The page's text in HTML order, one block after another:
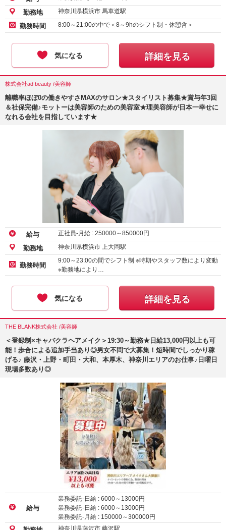
勤務地 神奈川県横浜市 馬車道駅
勤務時間 8:00～21:00の中で＜8～9hのシフト制・休憩含＞
気になる 詳細を見る
株式会社ad beauty /美容師
離職率ほぼ0の働きやすさMAXのサロン★スタイリスト募集★賞与年3回
＆社保完備♪モットーは美容師のための美容室★理美容師が日本一幸せに
なれる会社を目指しています★
給与 正社員-月給 : 250000～850000円
勤務地 神奈川県横浜市 上大岡駅
勤務時間
9:00～23:00の間でシフト制 ※時期やスタッフ数により変動
※勤務地により…
気になる 詳細を見る
THE BLANK株式会社 /美容師
＜登録制×キャバクラヘアメイク＞19:30～勤務★日給13,000円以上も可
能！歩合による追加手当あり◎男女不問で大募集！短時間でしっかり稼
げる♪ 藤沢・上野・町田・大和、本厚木、神奈川エリアのお仕事♪日曜日
現場多数あり◎
給与
業務委託-日給 : 6000～ 13000円
業務委託-日給 : 6000～ 13000円
業務委託-月給 : 150000～300000円
神奈川県藤沢市 藤沢駅